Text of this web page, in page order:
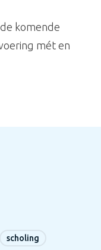
komende
mét en
scholing